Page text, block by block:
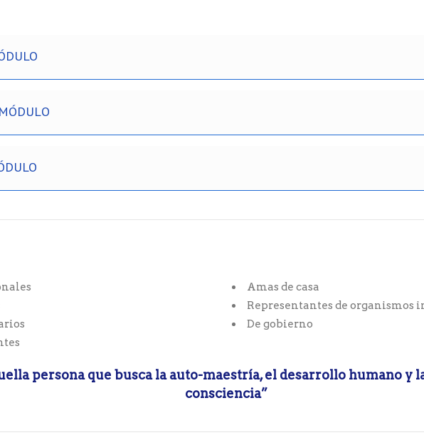
Amas de casa
Representantes de organismos
De gobierno
persona que busca la auto-maestría, el desarrollo humano y
consciencia”